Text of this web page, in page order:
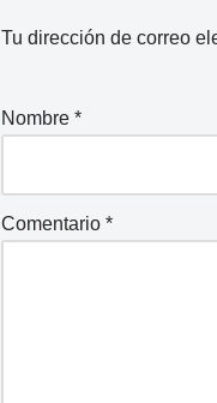
Tu dirección de correo
Nombre *
Comentario *